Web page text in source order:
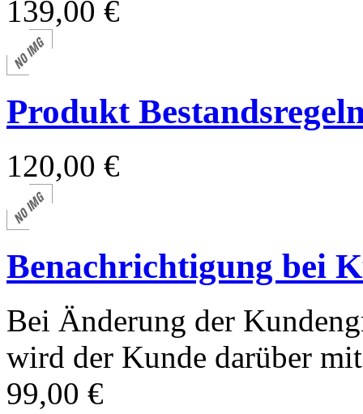
139,00 €
Produkt
120,00 €
Benachrichtigung bei
Bei Änderung der
wird der Kunde darüber
99,00 €